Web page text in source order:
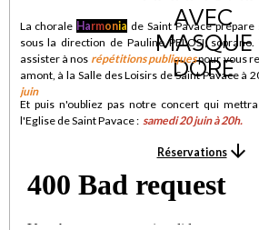
La chorale Harmonia de Saint Pavace
sous la direction de Pauline PELOSI,
assister à nos répétitions publiquespour vous
amont, à la Salle des Loisirs de Saint Pavace à
juin
Et puis n'oubliez pas notre concert qui mettra
l'Eglise de Saint Pavace : samedi 20 juin à 20h.
Réservations